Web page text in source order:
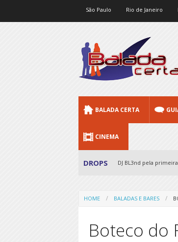
São Paulo Rio de Janeiro
BALADA CERTA
CINEMA
DROPS DJ BL3nd pela
HOME BALADAS E BARES
Boteco do